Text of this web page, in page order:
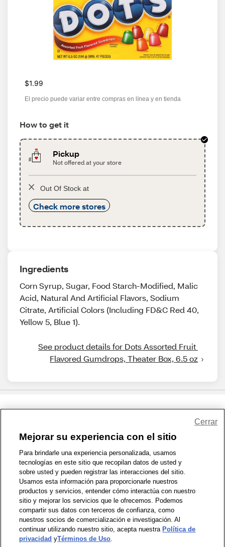
$1.99
El precio puede variar entre compras en línea y en tienda
How to get it
Pickup
Not offered at your store
Out Of Stock at
Check more stores
Ingredients
Corn Syrup, Sugar, Food Starch-Modified, Malic
Acid, Natural And Artificial Flavors, Sodium
Citrate, Artificial Colors (Including FD&C Red 40,
Yellow 5, Blue 1).
See product details for Dots Assorted Fruit
Flavored Gumdrops, Theater Box, 6.5 oz
1-800-679-9691 | Contáctenos | Términos de Uso | Accesibilidad
Política de Privacidad | WA Privacy Policy | Mapa del sitio
Zona de Bienestar | © 1999 - 2026 CVS.com
Mejorar su experiencia con el sitio
Para brindarle una experiencia personalizada, usamos
tecnologías en este sitio que recopilan datos de usted y
sobre usted y pueden registrar las interacciones del sitio.
Usamos esta información para proporcionarle nuestros
productos y servicios, entender cómo interactúa con nuestro
sitio y mejorar los servicios que le ofrecemos. Podemos
compartir sus datos con terceros de confianza, como
nuestros socios de comercialización e investigación. Al
continuar utilizando nuestro sitio, acepta nuestra Política de
privacidad yTérminos de Uso.
Cerrar